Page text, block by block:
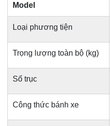
Model
Loại phương tiện
Trọng lượng toàn bộ (kg)
Số trục
Công thức bánh xe